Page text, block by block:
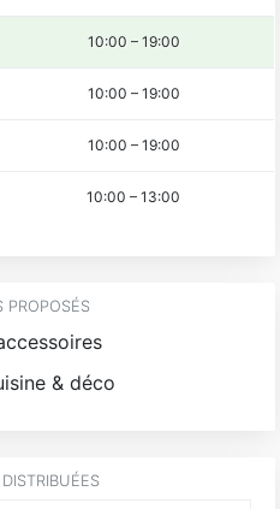
10:00 – 19:00
10:00 – 19:00
10:00 – 19:00
10:00 –13:00
PROPOSÉS
& déco